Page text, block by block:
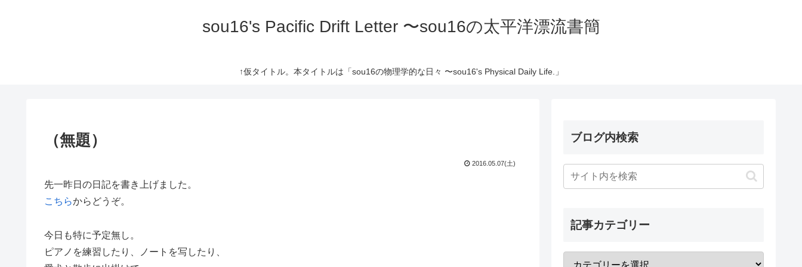
sou16's Pacific Drift Letter 〜sou16の太平洋漂流書簡
↑仮タイトル。本タイトルは「sou16の物理学的な日々 〜sou16's Physical Daily Life.」
（無題）
2016.05.07(土)
先一昨日の日記を書き上げました。
こちらからどうぞ。
今日も特に予定無し。
ピアノを練習したり、ノートを写したり、
ブログ内検索
記事カテゴリー